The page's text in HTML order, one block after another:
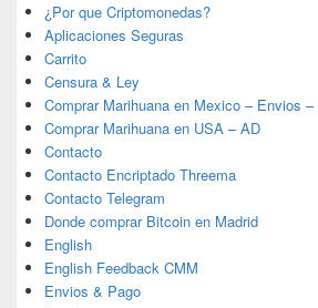
¿Por que Criptomonedas?
Aplicaciones Seguras
Carrito
Censura & Ley
Comprar Marihuana en Mexico – Envios –
Comprar Marihuana en USA – AD
Contacto
Contacto Encriptado Threema
Contacto Telegram
Donde comprar Bitcoin en Madrid
English
English Feedback CMM
Envios & Pago